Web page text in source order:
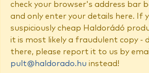
check your browser's address bar
and only enter your details here. If
suspiciously cheap Haldorádó
it is most likely a fraudulent copy -
there, please report it to us by
pult@haldorado.hu instead!